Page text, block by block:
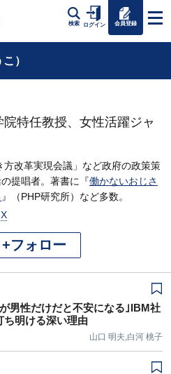
検索 ログイン 会員登録
）
特任教授、女性活躍ジャ
方改革実現会議」など政府の政策策
提唱者。著書に『働かないおじさ
』（PHP研究所）など多数。
X
+フォロー
男性だけだと不安になる｣IBM社
ち明ける深い理由
山口 明夫,白河 桃子